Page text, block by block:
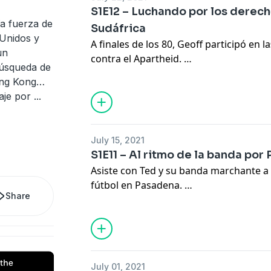
fuerza de
y
de
Kong…
por ...
Share
Enhttps://bit.ly/3rzPC4s
episodio así como interesantísimos
S1E12 – Luchando por los
Sudáfrica
A finales de los 80, Geoff participó en
contra el Apartheid.
Por aquel entonces, Sudáfrica estaba
segregación racial, que excluía a las
política y cultural. Descubre con Geoff
negros de prisión.
Enhttps://bit.ly/3wOy1Xzencontrarás
episodio así como interesantísimos
July 15, 2021
S1E11 – Al ritmo de la banda por
Asiste con Ted y su banda marchante
fútbol en Pasadena.
Durante sus estudios en Wisconsin,
música de 300 miembros, que tocaba
universitario local. Y como los
July 01, 2021